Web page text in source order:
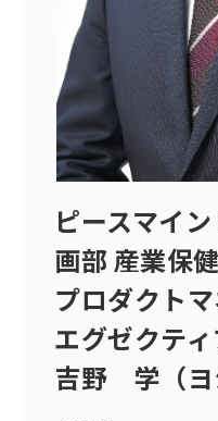
ピースマイ
画部 産業保
プロダクト
エグゼクテ
吉野 学（ヨ